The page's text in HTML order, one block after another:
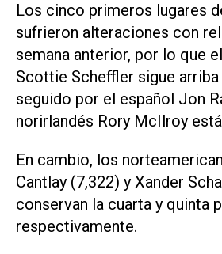
Los cinco primeros lugares
sufrieron alteraciones con
semana anterior, por lo que
Scottie Scheffler sigue arriba
seguido por el español Jon
norirlandés Rory McIlroy
En cambio, los
Cantlay (7,322) y Xander
conservan la cuarta y quinta
respectivamente.